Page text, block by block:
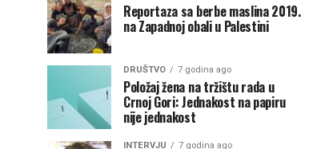
Reportaza sa berbe maslina 2019.
na Zapadnoj obali u Palestini
DRUŠTVO 7 godina ago
Položaj žena na tržištu rada u
Crnoj Gori: Jednakost na papiru
nije jednakost
INTERVJU 7 godina ago